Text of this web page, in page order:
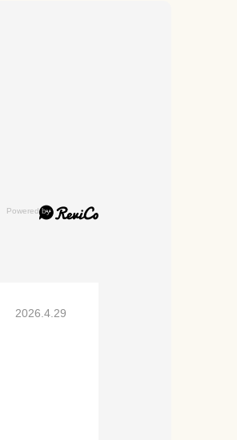
2026.4.29